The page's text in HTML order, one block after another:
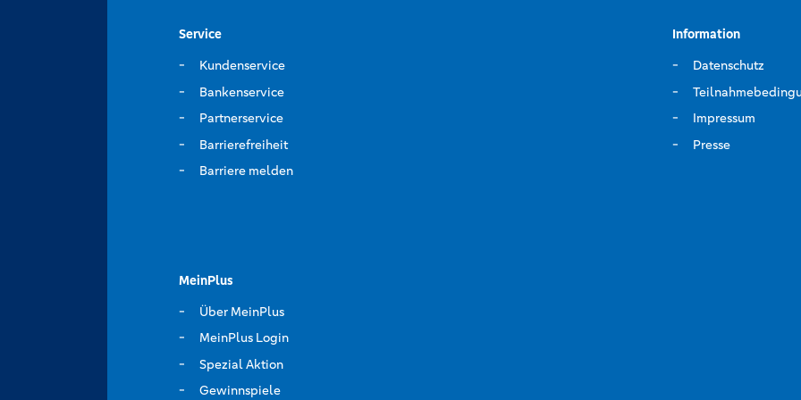
Service
Kundenservice
Bankenservice
Partnerservice
Barrierefreiheit
Barriere melden
Information
Datenschutz
Impressum
Presse
MeinPlus
Über MeinPlus
MeinPlus Login
Spezial Aktion
Gewinnspiele